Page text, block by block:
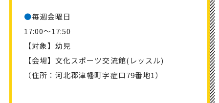
●毎週金曜日
17:00～17:50
【対象】幼児
【会場】文化スポーツ交流館(レッスル)
（住所：河北郡津幡町字症口79番地1）